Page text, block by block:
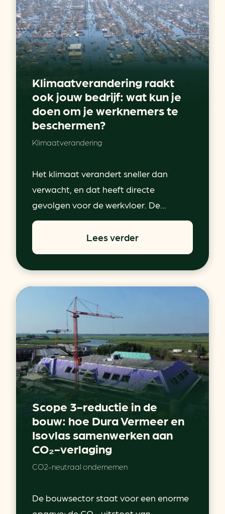
Klimaatverandering raakt
ook jouw bedrijf: wat kun je
doen om je werknemers te
beschermen?
Klimaatverandering
Het klimaat verandert sneller dan
verwacht, en dat heeft directe
gevolgen voor de werkvloer. De...
Lees verder
Scope 3-reductie in de
bouw: hoe Dura Vermeer en
Isovlas samenwerken aan
CO₂-verlaging
CO2-neutraal ondernemen
De bouwsector staat voor een enorme